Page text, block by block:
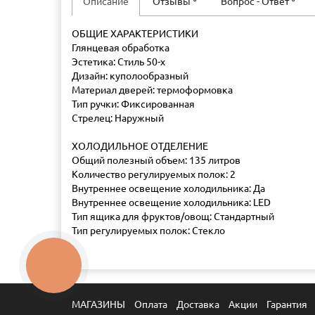
ОБЩИЕ ХАРАКТЕРИСТИКИ
Глянцевая обработка
Эстетика: Стиль 50-х
Дизайн: куполообразный
Материал дверей: термоформовка
Тип ручки: Фиксированная
Стрелец: Наружный
ХОЛОДИЛЬНОЕ ОТДЕЛЕНИЕ
Общий полезный объем: 135 литров
Количество регулируемых полок: 2
Внутреннее освещение холодильника: Да
Внутреннее освещение холодильника: LED
Тип ящика для фруктов/овощ: Стандартный
Тип регулируемых полок: Стекло
МАГАЗИНЫ Оплата Доставка Акции Гарантия